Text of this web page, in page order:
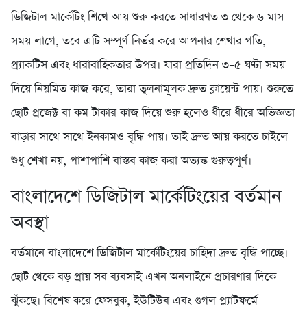
ডিজিটাল মার্কেটিং শিখে আয় শুরু করতে সাধারণত ৩ থেকে ৬ মাস
সময় লাগে, তবে এটি সম্পূর্ণ নির্ভর করে আপনার শেখার গতি,
প্র্যাকটিস এবং ধারাবাহিকতার উপর। যারা প্রতিদিন ৩–৫ ঘণ্টা সময়
দিয়ে নিয়মিত কাজ করে, তারা তুলনামূলক দ্রুত ক্লায়েন্ট পায়। শুরুতে
ছোট প্রজেক্ট বা কম টাকার কাজ দিয়ে শুরু হলেও ধীরে ধীরে অভিজ্ঞতা
বাড়ার সাথে সাথে ইনকামও বৃদ্ধি পায়। তাই দ্রুত আয় করতে চাইলে
শুধু শেখা নয়, পাশাপাশি বাস্তব কাজ করা অত্যন্ত গুরুত্বপূর্ণ।
বাংলাদেশে ডিজিটাল মার্কেটিংয়ের বর্তমান
অবস্থা
বর্তমানে বাংলাদেশে ডিজিটাল মার্কেটিংয়ের চাহিদা দ্রুত বৃদ্ধি পাচ্ছে।
ছোট থেকে বড় প্রায় সব ব্যবসাই এখন অনলাইনে প্রচারণার দিকে
ঝুঁকছে। বিশেষ করে ফেসবুক, ইউটিউব এবং গুগল প্ল্যাটফর্মে